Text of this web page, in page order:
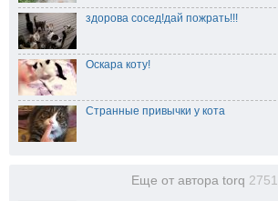
здорова сосед!дай пожрать!!!
Оскара коту!
Странные привычки у кота
Еще от автора torq 2751